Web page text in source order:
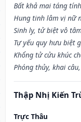
Bất khả mai táng
Hung tinh lâm vị nữ
Sinh ly, tử biệt vô
Tự yếu quy hưu biệt
Khổng tử cửu khúc
Phóng thủy, khai
Thập Nhị Kiến
Trực Thâu